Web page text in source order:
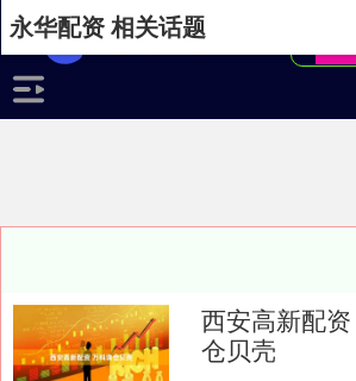
永华配资 相关话题
西安高新配
仓贝壳